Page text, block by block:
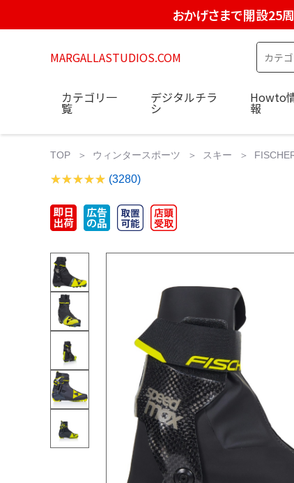
おかげさまで開設25
MARGALLASTUDIOS.COM
カテゴリ一
覧
デジタルチラ
シ
Howto
報
TOP ウィンタースポーツ スキー
(3280)